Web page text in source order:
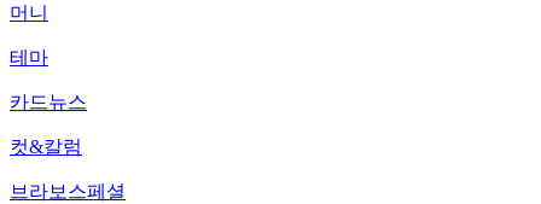
머니
테마
카드뉴스
컷&칼럼
브라보스페셜